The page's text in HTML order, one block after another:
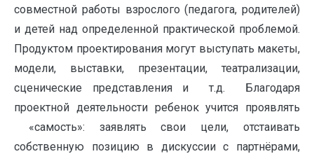
совместной работы взрослого (педагога, родителей)
и детей над определенной практической проблемой.
Продуктом проектирования могут выступать макеты,
модели, выставки, презентации, театрализации,
сценические представления и т.д. Благодаря
проектной деятельности ребенок учится проявлять
«самость»: заявлять свои цели, отстаивать
собственную позицию в дискуссии с партнёрами,